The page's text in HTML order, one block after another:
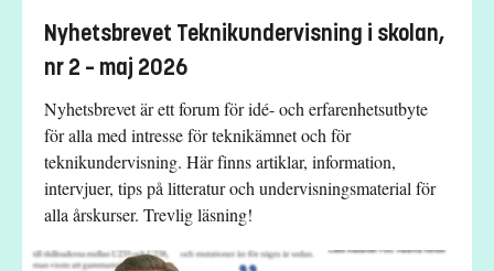
Nyhetsbrevet Teknikundervisning i skolan,
nr 2 – maj 2026
Nyhetsbrevet är ett forum för idé- och erfarenhetsutbyte
för alla med intresse för teknikämnet och för
teknikundervisning. Här finns artiklar, information,
intervjuer, tips på litteratur och undervisningsmaterial för
alla årskurser. Trevlig läsning!